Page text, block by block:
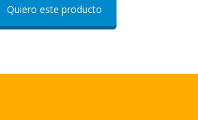
Quiero este producto